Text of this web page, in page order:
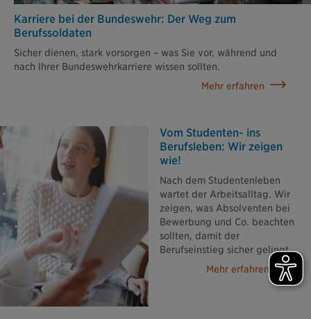
Karriere bei der Bundeswehr: Der Weg zum
Berufssoldaten
Sicher dienen, stark vorsorgen – was Sie vor, während und
nach Ihrer Bundeswehrkarriere wissen sollten.
Mehr erfahren
Vom Studenten- ins
Berufsleben: Wir zeigen
wie!
Nach dem Studentenleben
wartet der Arbeitsalltag. Wir
zeigen, was Absolventen bei
Bewerbung und Co. beachten
sollten, damit der
Berufseinstieg sicher gelingt.
Mehr erfahren